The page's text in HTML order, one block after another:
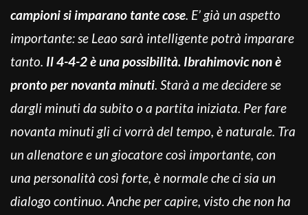
campioni si imparano tante cose. E’ già un aspetto
importante: se Leao sarà intelligente potrà imparare
tanto. Il 4-4-2 è una possibilità. Ibrahimovic non è
pronto per novanta minuti. Starà a me decidere se
dargli minuti da subito o a partita iniziata. Per fare
novanta minuti gli ci vorrà del tempo, è naturale. Tra
un allenatore e un giocatore così importante, con
una personalità così forte, è normale che ci sia un
dialogo continuo. Anche per capire, visto che non ha